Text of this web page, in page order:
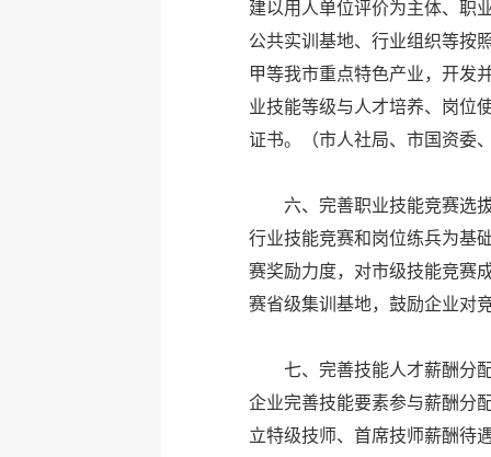
建以用人单位评价为主体、职
公共实训基地、行业组织等按
甲等我市重点特色产业，开发
业技能等级与人才培养、岗位
证书。
（市人社局、市国资委
六、完善职业技能竞赛选
行业技能竞赛和岗位练兵为基
赛奖励力度，对市级技能竞赛
赛省级集训基地，鼓励企业对
七、完善技能人才薪酬分
企业完善技能要素参与薪酬分
立特级技师、首席技师薪酬待